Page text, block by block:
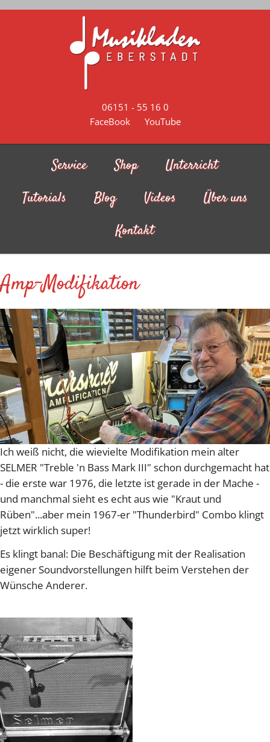
Skip to main content
06151 - 55 16 0
FaceBook
YouTube
Service Shop
Unterricht
Tutorials
Blog Videos
Über uns
Kontakt
Amp-Modifikation
Ich weiß nicht, die wievielte Modifikation mein alter
SELMER "Treble 'n Bass Mark III" schon durchgemacht hat
- die erste war 1976, die letzte ist gerade in der Mache -
und manchmal sieht es echt aus wie "Kraut und
Rüben"...aber mein 1967-er "Thunderbird" Combo klingt
jetzt wirklich super!
Es klingt banal: Die Beschäftigung mit der Realisation
eigener Soundvorstellungen hilft beim Verstehen der
Wünsche Anderer.